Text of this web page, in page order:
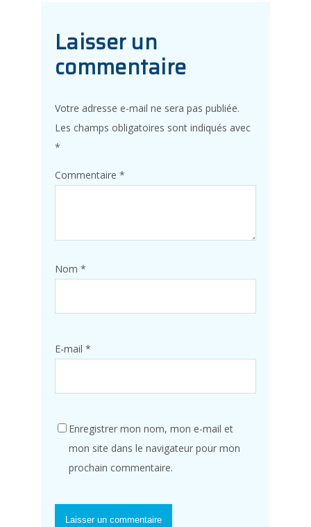
Laisser un
commentaire
Votre adresse e-mail ne sera pas publiée.
Les champs obligatoires sont indiqués avec
*
Commentaire *
Nom *
E-mail *
Enregistrer mon nom, mon e-mail et
mon site dans le navigateur pour mon
prochain commentaire.